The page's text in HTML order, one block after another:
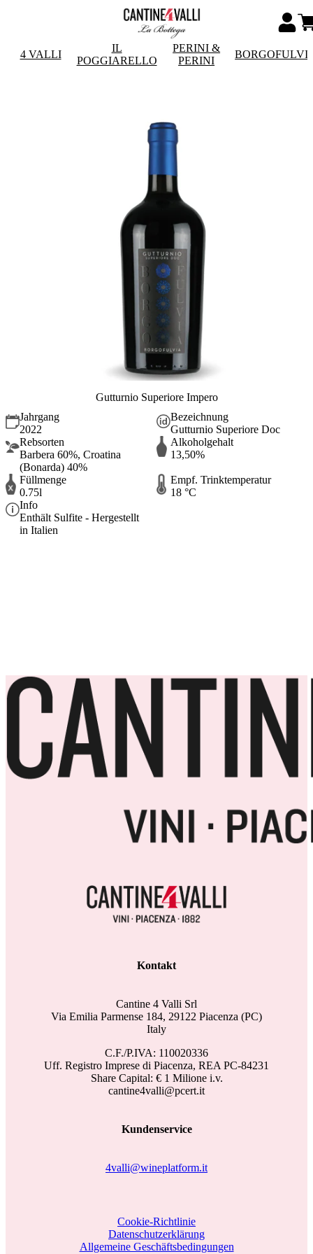
4 VALLI
IL
POGGIARELLO
PERINI &
PERINI
Gutturnio Superiore Impero
Jahrgang
2022
Bezeichnung
Gutturnio Superiore Doc
Rebsorten
Barbera 60%, Croatina
(Bonarda) 40%
Alkoholgehalt
13,50%
Füllmenge
0.75l
Empf. Trinktemperatur
18 °C
Info
Enthält Sulfite - Hergestellt
in Italien
Kontakt
Cantine 4 Valli Srl
Via Emilia Parmense 184, 29122 Piacenza (PC)
Italy
C.F./P.IVA: 110020336
Uff. Registro Imprese di Piacenza, REA PC-84231
Share Capital: € 1 Milione i.v.
cantine4valli@pcert.it
Kundenservice
4valli@wineplatform.it
Cookie-Richtlinie
Datenschutzerklärung
Allgemeine Geschäftsbedingungen